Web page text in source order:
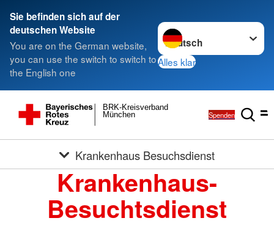
Sie befinden sich auf der
deutschen Website
You are on the German website,
you can use the switch to switch to
the English one
Sprache wechseln zu
Alles klar
München
BRK-Kreisverband
Spenden
Krankenhaus Besuchsdienst
Krankenhaus-
Besuchtsdienst